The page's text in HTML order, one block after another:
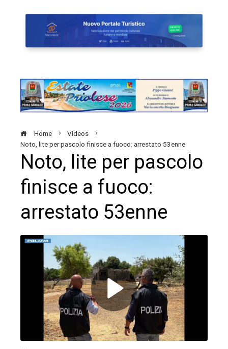
Home
Videos
Noto, lite per pascolo finisce a fuoco: arrestato 53enne
Noto, lite per pascolo
finisce a fuoco:
arrestato 53enne